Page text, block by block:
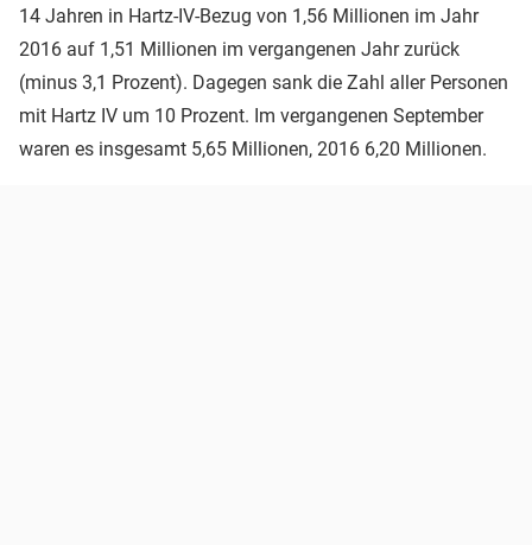
14 Jahren in Hartz-IV-Bezug von 1,56 Millionen im Jahr
2016 auf 1,51 Millionen im vergangenen Jahr zurück
(minus 3,1 Prozent). Dagegen sank die Zahl aller Personen
mit Hartz IV um 10 Prozent. Im vergangenen September
waren es insgesamt 5,65 Millionen, 2016 6,20 Millionen.